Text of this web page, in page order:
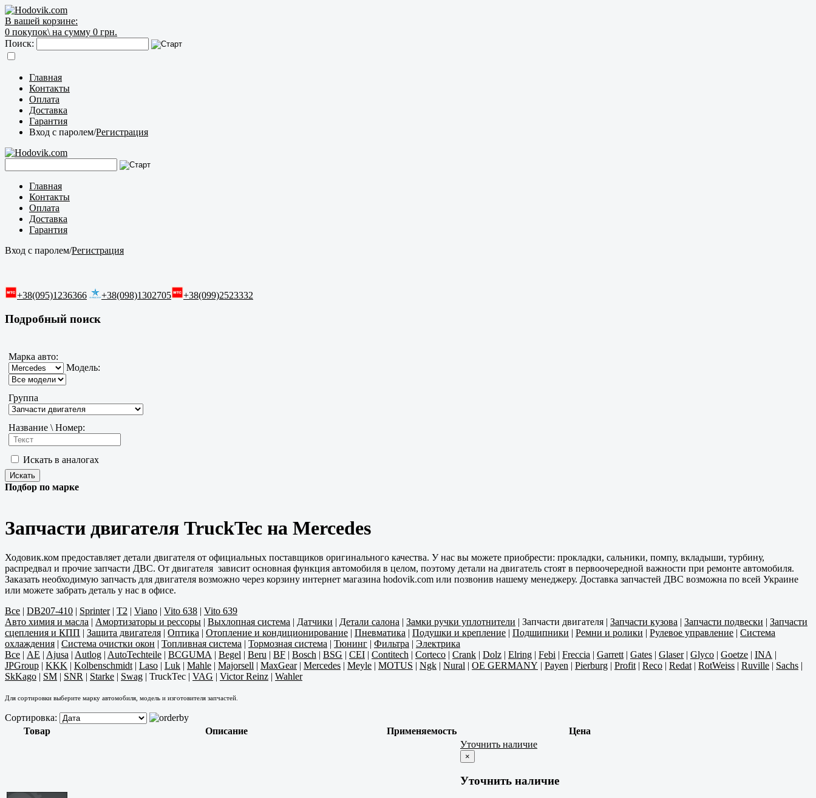
В вашей корзине:
0 покупок\ на сумму 0 грн.
Поиск:
Главная
Контакты
Оплата
Доставка
Гарантия
Вход с паролем/Регистрация
Главная
Контакты
Оплата
Доставка
Гарантия
Вход с паролем/Регистрация
+38(095)1236366 +38(098)1302705 +38(099)2523332
Подробный поиск
Марка авто:
Модель:
Группа
Название \ Номер:
Искать в аналогах
Подбор по марке
Запчасти двигателя TruckTec на Mercedes
Ходовик.ком предоставляет детали двигателя от официальных поставщиков оригинального качества. У нас вы можете приобрести: прокладки, сальники, помпу, вкладыши, турбину,
распредвал и прочие запчасти ДВС. От двигателя зависит основная функция автомобиля в целом, поэтому детали на двигатель стоят в первоочередной важности при ремонте автомобиля.
Заказать необходимую запчасть для двигателя возможно через корзину интернет магазина hodovik.com или позвонив нашему менеджеру. Доставка запчастей ДВС возможна по всей Украине
или можете забрать деталь у нас в офисе.
Все | DB207-410 | Sprinter| T2 | Viano | Vito 638 | Vito 639
Авто химия и масла | Амортизаторы и рессоры | Выхлопная система | Датчики | Детали салона | Замки ручки уплотнители | Запчасти двигателя | Запчасти кузова | Запчасти подвески | Запчасти
сцепления и КПП | Защита двигателя | Оптика | Отопление и кондиционирование | Пневматика | Подушки и крепление | Подшипники | Ремни и ролики | Рулевое управление | Система
охлаждения | Система очистки окон | Топливная система | Тормозная система | Тюнинг | Фильтра | Электрика
Все | AE | Ajusa | Autlog | AutoTechteile | BCGUMA | Begel | Beru | BF | Bosch | BSG | CEI | Contitech | Corteco | Crank | Dolz | Elring | Febi | Freccia | Garrett | Gates | Glaser| Glyco | Goetze | INA |
JPGroup | KKK | Kolbenschmidt | Laso | Luk | Mahle | Majorsell | MaxGear| Mercedes | Meyle | MOTUS | Ngk | Nural | OE GERMANY | Payen | Pierburg | Profit | Reco | Redat | RotWeiss | Ruville | Sachs |
SkKago | SM | SNR | Starke | Swag | TruckTec | VAG | Victor Reinz | Wahler
Для сортировки выберите марку автомобиля, модель и изготовителя запчастей.
Сортировка:
Товар
Описание Применяемость Цена
Уточнить наличие
×
Уточнить наличие